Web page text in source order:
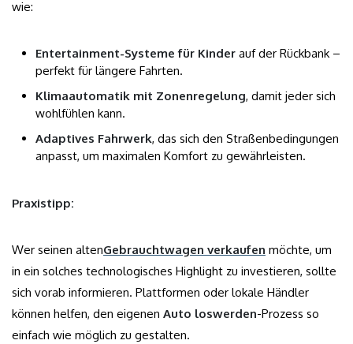
wie:
Entertainment-Systeme für Kinder auf der Rückbank –
perfekt für längere Fahrten.
Klimaautomatik mit Zonenregelung, damit jeder sich
wohlfühlen kann.
Adaptives Fahrwerk, das sich den Straßenbedingungen
anpasst, um maximalen Komfort zu gewährleisten.
Praxistipp:
Wer seinen altenGebrauchtwagen verkaufen möchte, um
in ein solches technologisches Highlight zu investieren, sollte
sich vorab informieren. Plattformen oder lokale Händler
können helfen, den eigenen Auto loswerden-Prozess so
einfach wie möglich zu gestalten.